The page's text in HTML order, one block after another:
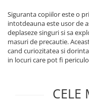
Protectie colturi mobila
Sigurante pentru
Sigurante geamuri si
Kituri de siguranta
Protectii casa
Siguranta copiilor este o
intotdeauna este usor de
deplaseze singuri si sa
masuri de precautie.
cand curiozitatea si
in locuri care pot fi
CELE